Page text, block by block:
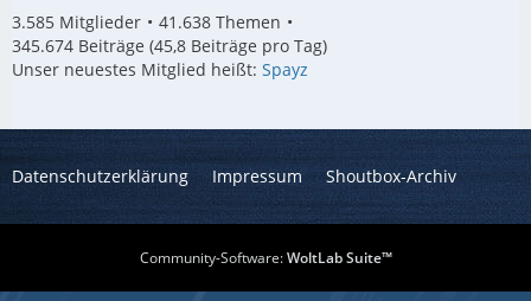
3.585 Mitglieder
41.638 Themen
345.674 Beiträge (45,8 Beiträge pro Tag)
Unser neuestes Mitglied heißt: Spayz
Datenschutzerklärung Impressum Shoutbox-Archiv
Community-Software:WoltLab Suite™